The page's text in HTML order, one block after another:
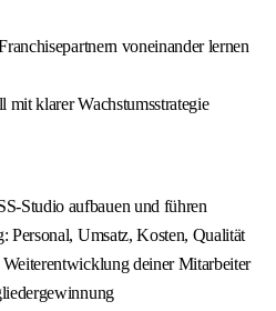
voneinander lernen
mit klarer Wachstumsstrategie
Studio aufbauen und führen
Personal, Umsatz, Kosten, Qualität
deiner Mitarbeiter